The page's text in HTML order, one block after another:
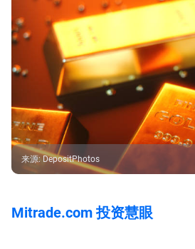
来源:DepositPhotos
Mitrade.com 投资慧眼